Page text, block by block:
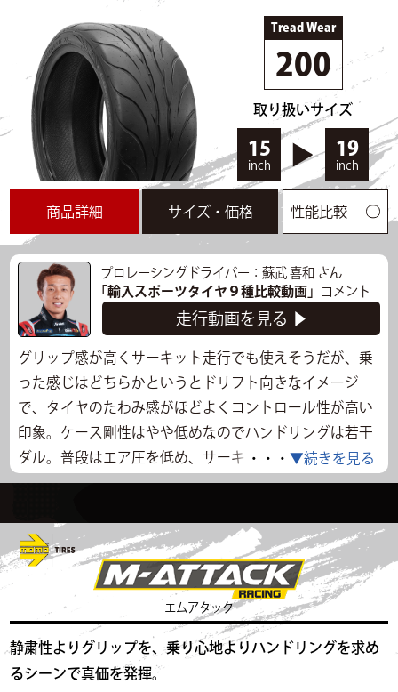
10:35～
タイム 44.834s 最高速度 83.428km/h
タイムリザルト一覧
▲閉じる
Tread Wear
200
取り扱いサイズ
15
inch
19
inch
商品詳細 サイズ・価格 性能比較
プロレーシングドライバー：蘇武 喜和 さん
「輸入スポーツタイヤ９種比較動画」
コメント
走行動画を見る ▶
グリップ感が高くサーキット走行でも使えそうだが、乗
った感じはどちらかというとドリフト向きなイメージ
で、タイヤのたわみ感がほどよくコントロール性が高い
印象。ケース剛性はやや低めなのでハンドリングは若干
ダル。普段はエア圧を低め、サーキットでは高めにする
ことでタイヤの特性を上手く引き出すことができそう。
る。剛性が低めなおかげか、路面のギャップは拾いにく
く一般道でも乗り心地は良さそう。ロードノイズは普通
走行データ
走行時間 10:00～ 気温 32℃ 路面温度 58.5℃
タイム 43.277s 最高速度
・・・ ▼続きを見る
エムアタック
静粛性よりグリップを、乗り心地よりハンドリングを求め
るシーンで真価を発揮。